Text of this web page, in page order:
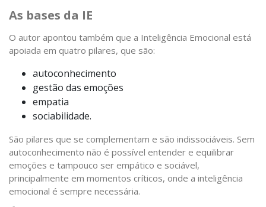
As bases da IE
O autor apontou também que a Inteligência Emocional está
apoiada em quatro pilares, que são:
autoconhecimento
gestão das emoções
empatia
sociabilidade.
São pilares que se complementam e são indissociáveis. Sem
autoconhecimento não é possível entender e equilibrar
emoções e tampouco ser empático e sociável,
principalmente em momentos críticos, onde a inteligência
emocional é sempre necessária.